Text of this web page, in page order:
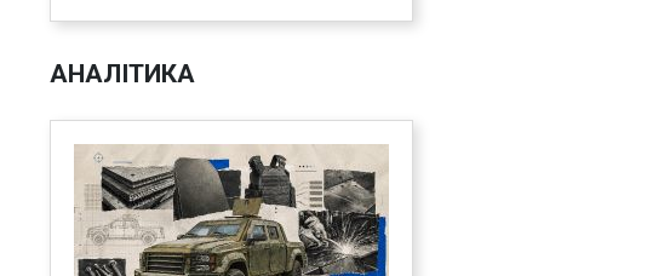
АНАЛІТИКА